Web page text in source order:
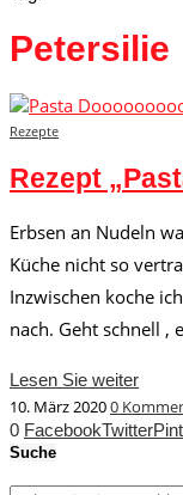
Petersilie
Rezepte
Rezept
Erbsen an Nudeln
Küche nicht so
Inzwischen koche
nach. Geht schnell ,
Lesen Sie weiter
10. März 20200
0 FacebookTwitter
Suche